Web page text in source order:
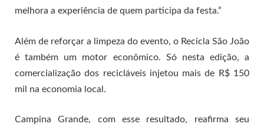
melhora a experiência de quem participa da festa.”
Além de reforçar a limpeza do evento, o Recicla São João
é também um motor econômico. Só nesta edição, a
comercialização dos recicláveis injetou mais de R$ 150
mil na economia local.
Campina Grande, com esse resultado, reafirma seu